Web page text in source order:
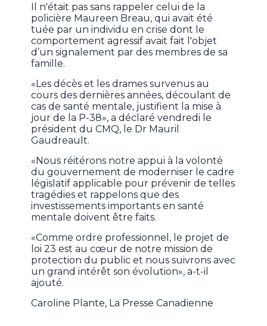
Il n'était pas sans rappeler celui de la
policière Maureen Breau, qui avait été
tuée par un individu en crise dont le
comportement agressif avait fait l'objet
d’un signalement par des membres de sa
famille.
«Les décès et les drames survenus au
cours des dernières années, découlant de
cas de santé mentale, justifient la mise à
jour de la P-38», a déclaré vendredi le
président du CMQ, le Dr Mauril
Gaudreault.
«Nous réitérons notre appui à la volonté
du gouvernement de moderniser le cadre
législatif applicable pour prévenir de telles
tragédies et rappelons que des
investissements importants en santé
mentale doivent être faits.
«Comme ordre professionnel, le projet de
loi 23 est au cœur de notre mission de
protection du public et nous suivrons avec
un grand intérêt son évolution», a-t-il
ajouté.
Caroline Plante, La Presse Canadienne